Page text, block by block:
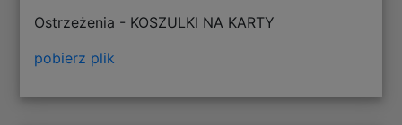
Ostrzeżenia - KOSZULKI NA KARTY
pobierz plik